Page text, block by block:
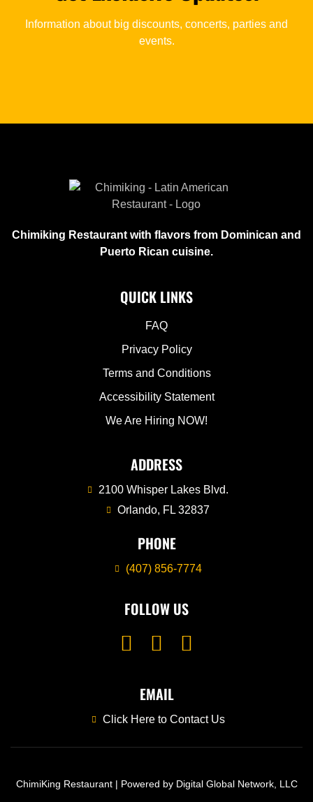
Information about big discounts, concerts, parties and
events.
Chimiking Restaurant with flavors from Dominican and
Puerto Rican cuisine.
QUICK LINKS
FAQ
Privacy Policy
Terms and Conditions
Accessibility Statement
We Are Hiring NOW!
ADDRESS
2100 Whisper Lakes Blvd.
Orlando, FL 32837
PHONE
(407) 856-7774
FOLLOW US
EMAIL
Click Here to Contact Us
ChimiKing Restaurant | Powered by Digital Global Network, LLC